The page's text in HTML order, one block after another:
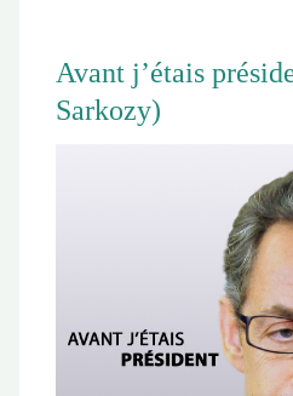
Avant j’étais
Sarkozy)